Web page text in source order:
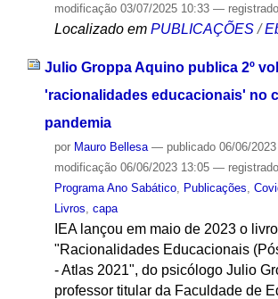
modificação03/07/2025 10:33 —
Localizado em PUBLICAÇÕES /
Julio Groppa Aquino publica 2º
'racionalidades educacionais' no
pandemia
por Mauro Bellesa — publicado06/06/2023
modificação06/06/2023 13:05 —
Programa Ano Sabático, Publicações
Livros capa
IEA lançou em maio de 2023 o livro
"Racionalidades Educacionais
- Atlas 2021", do psicólogo Julio
professor titular da Faculdade de